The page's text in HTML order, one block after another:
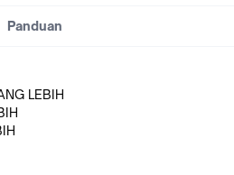
Panduan
LEBIH